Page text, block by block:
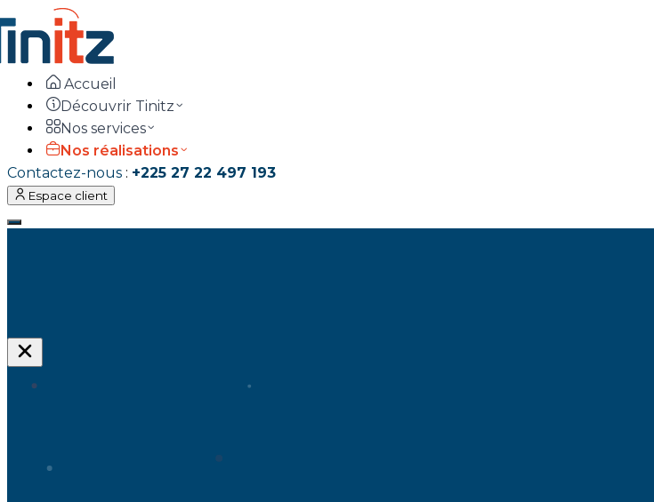
Accueil
Découvrir Tinitz
Nos services
Nos réalisations
Contactez-nous : +225 27 22 497 193
Espace client